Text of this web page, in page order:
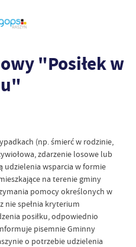
"Posiłek w
(np. śmierć w rodzinie,
zdarzenie losowe lub
udzielenia wsparcia w formie
na terenie gminy
pomocy określonych w
nie spełnia kryterium
posiłku, odpowiednio
pisemnie Gminny
o potrzebie udzielenia